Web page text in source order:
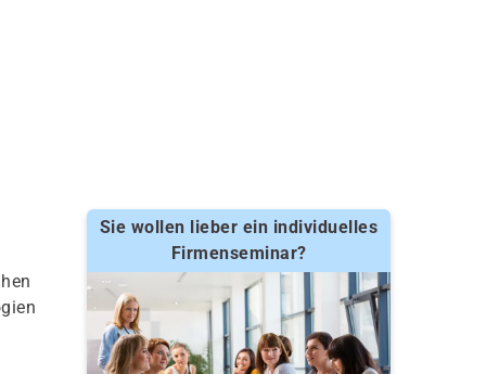
Sie wollen lieber ein individuelles
Firmenseminar?